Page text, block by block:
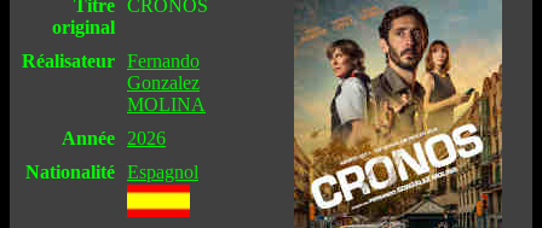
Titre
original
CRONOS
Réalisateur Fernando
Gonzalez
MOLINA
Année
2026
Nationalité Espagnol